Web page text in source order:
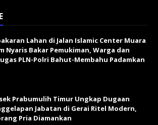
Lahan di Jalan Islamic Center Muara
Nyaris Bakar Pemukiman, Warga dan
PLN-Polri Bahut-Membahu Padamkan
Prabumulih Timur Ungkap Dugaan
Jabatan di Gerai Ritel Modern,
Pria Diamankan